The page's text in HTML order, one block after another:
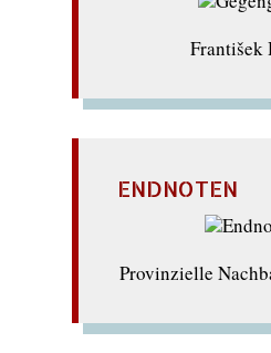
František
ENDNOTEN
Provinzielle